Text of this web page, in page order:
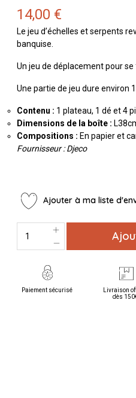
14,00 €
Le jeu d’échelles et serpents
banquise.
Un jeu de déplacement pour
Une partie de jeu dure environ
Contenu : 1 plateau, 1 dé et 4
Dimensions de la boîte :
Compositions : En papier et
Fournisseur : Djeco
Ajouter à ma liste
Paiement sécurisé
Livraison
dès